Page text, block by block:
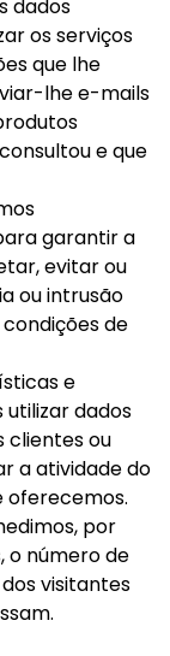
dados
os serviços
que lhe
lhe e-mails
e que
garantir a
evitar ou
ou intrusão
de
e
utilizar dados
clientes ou
a atividade do
oferecemos.
por
o número de
visitantes